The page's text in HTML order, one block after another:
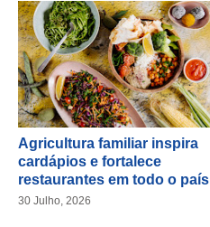
Agricultura familiar inspira
cardápios e fortalece
restaurantes em todo o país
30 Julho, 2026